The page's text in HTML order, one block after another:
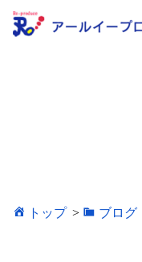
トップ > ブログ